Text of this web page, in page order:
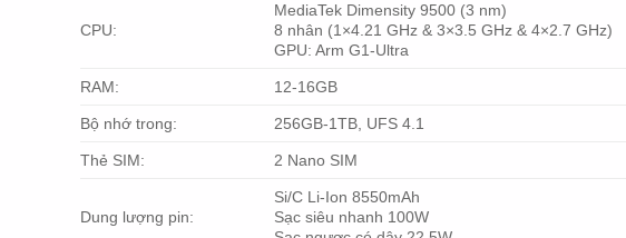
CPU:
MediaTek Dimensity 9500 (3 nm)
8 nhân (1×4.21 GHz & 3×3.5 GHz & 4×2.7 GHz)
GPU: Arm G1-Ultra
RAM: 12-16GB
Bộ nhớ trong: 256GB-1TB, UFS 4.1
Thẻ SIM: 2 Nano SIM
Dung lượng pin:
Si/C Li-Ion 8550mAh
Sạc siêu nhanh 100W